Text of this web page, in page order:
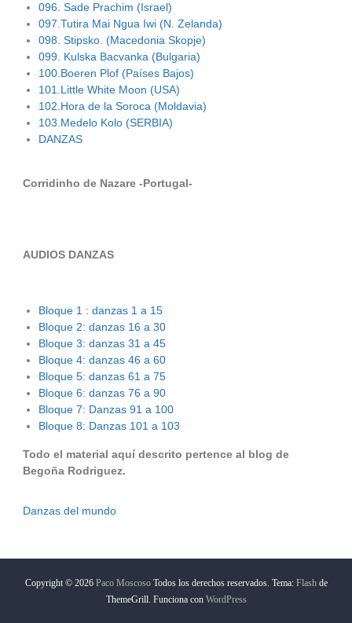
096. Sade Prachim (Israel)
097.Tutira Mai Ngua Iwi (N. Zelanda)
098. Stipsko. (Macedonia Skopje)
099. Kulska Bacvanka (Bulgaria)
100.Boeren Plof (Países Bajos)
101.Little White Moon (USA)
102.Hora de la Soroca (Moldavia)
103.Medelo Kolo (SERBIA)
DANZAS
Corridinho de Nazare -Portugal-
AUDIOS DANZAS
Bloque 1 : danzas 1 a 15
Bloque 2: danzas 16 a 30
Bloque 3: danzas 31 a 45
Bloque 4: danzas 46 a 60
Bloque 5: danzas 61 a 75
Bloque 6: danzas 76 a 90
Bloque 7: Danzas 91 a 100
Bloque 8: Danzas 101 a 103
Todo el material aquí descrito pertence al blog de
Begoña Rodriguez.
Danzas del mundo
Copyright © 2026 Paco MoscosoTodos los derechos reservados. Tema: Flashde
ThemeGrill. Funciona con WordPress